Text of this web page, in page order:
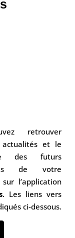
retrouver
et le
des futurs
de votre
l’application
. Les liens vers
ci-dessous.